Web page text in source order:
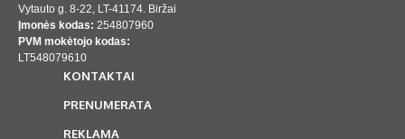
Vytauto g. 8-22, LT-41174. Biržai
Įmonės kodas: 254807960
PVM mokėtojo kodas:
LT548079610
KONTAKTAI
PRENUMERATA
REKLAMA